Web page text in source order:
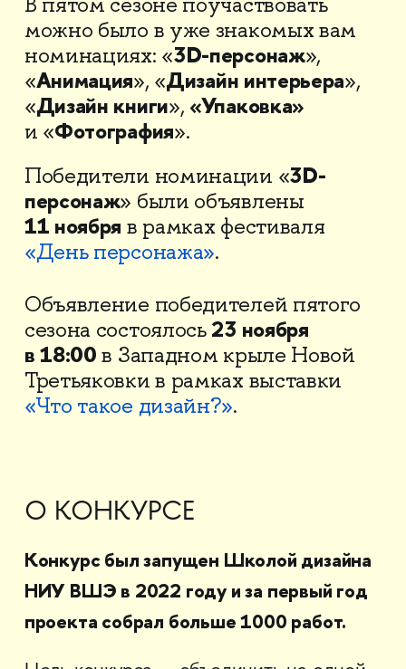
можно было в уже знакомых вам
номинациях: «3D-персонаж»,
«Анимация», «Дизайн интерьера»,
«Дизайн книги»,«Упаковка»
и «Фотография».
Победители номинации «3D-
персонаж» были объявлены
11 ноября в рамках фестиваля
«День персонажа».
Объявление победителей пятого
сезона состоялось 23 ноября
в 18:00 в Западном крыле Новой
Третьяковки в рамках выставки
«Что такое дизайн?».
О КОНКУРСЕ
Конкурс был запущен Школой дизайна
НИУ ВШЭ в 2022 году и за первый год
проекта собрал больше 1000 работ.